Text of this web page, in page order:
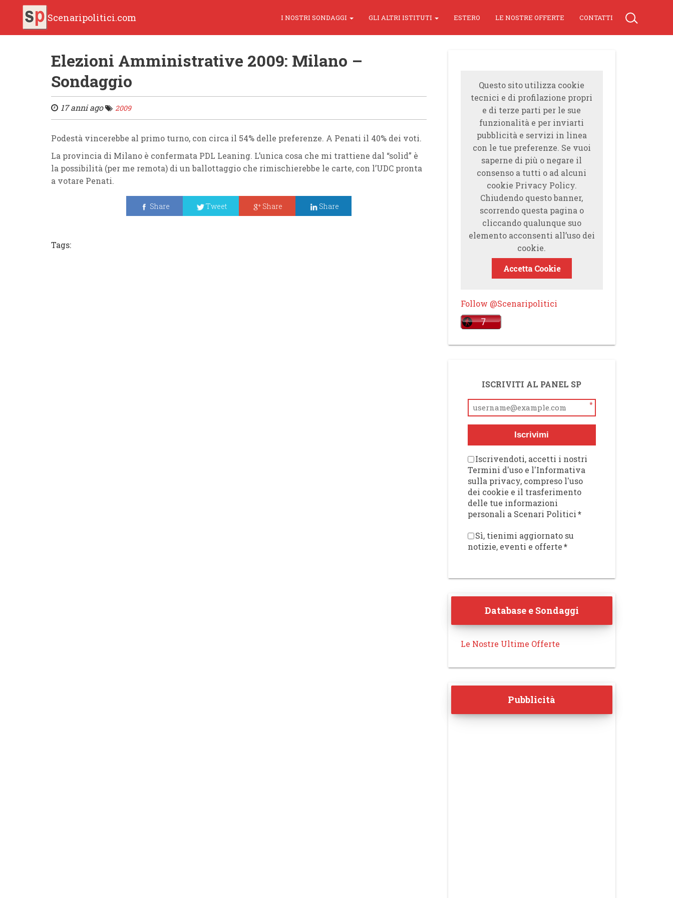
Scenaripolitici.com I NOSTRI SONDAGGI GLI ALTRI ISTITUTI ESTERO LE NOSTRE OFFERTE CONTATTI
Elezioni Amministrative 2009: Milano –
Sondaggio
17 anni ago 2009
Podestà vincerebbe al primo turno, con circa il 54% delle preferenze. A Penati il 40% dei voti.
La provincia di Milano è confermata PDL Leaning. L’unica cosa che mi trattiene dal “solid” è
la possibilità (per me remota) di un ballottaggio che rimischierebbe le carte, con l’UDC pronta
a votare Penati.
Share Tweet Share Share
Tags:
Questo sito utilizza cookie
tecnici e di profilazione propri
e di terze parti per le sue
funzionalità e per inviarti
pubblicità e servizi in linea
con le tue preferenze. Se vuoi
saperne di più o negare il
consenso a tutti o ad alcuni
cookie Privacy Policy.
Chiudendo questo banner,
scorrendo questa pagina o
cliccando qualunque suo
elemento acconsenti all’uso dei
cookie.
Accetta Cookie
Follow @Scenaripolitici
ISCRIVITI AL PANEL SP
*
Iscrivimi
Iscrivendoti, accetti i nostri
Termini d'uso e l'Informativa
sulla privacy, compreso l'uso
dei cookie e il trasferimento
delle tue informazioni
personali a Scenari Politici*
Sì, tienimi aggiornato su
notizie, eventi e offerte*
Database e Sondaggi
Le Nostre Ultime Offerte
Pubblicità